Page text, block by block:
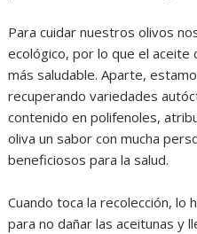
Para cuidar nuestros olivos
ecológico, por lo que el aceite
más saludable. Aparte,
recuperando variedades
contenido en polifenoles,
oliva un sabor con mucha
beneficiosos para la salud.
Cuando toca la recolección, lo
para no dañar las aceitunas y